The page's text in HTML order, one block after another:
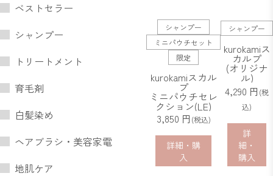
ベストセラー
シャンプー
トリートメント
育毛剤
白髪染め
ヘアブラシ・美容家電
地肌ケア
シャンプー
ミニパウチセット
限定
kurokamiスカル
プ
ミニパウチセレ
クション(LE)
3,850 円 (税込)
詳細・購
入
シャンプー
kurokamiス
カルプ
(オリジナ
ル)
4,290 円 (税
込)
詳
細・
購入